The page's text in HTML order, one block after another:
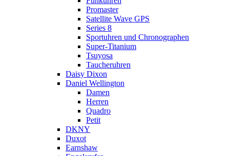
Promaster
Satellite Wave GPS
Series 8
Sportuhren und Chronographen
Super-Titanium
Tsuyosa
Taucheruhren
Daisy Dixon
Daniel Wellington
Damen
Herren
Quadro
Petit
DKNY
Duxot
Earnshaw